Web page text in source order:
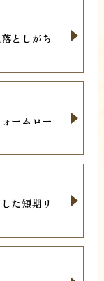
としがち
ームロー
た短期リ